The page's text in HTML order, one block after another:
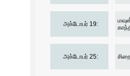
அக்டோபர் 19:
அக்டோபர் 25: